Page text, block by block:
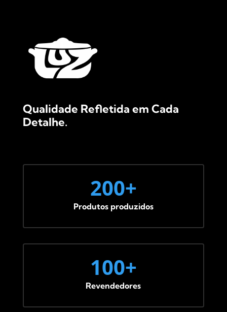
Qualidade Refletida em Cada
Detalhe.
200+
Produtos produzidos
100+
Revendedores